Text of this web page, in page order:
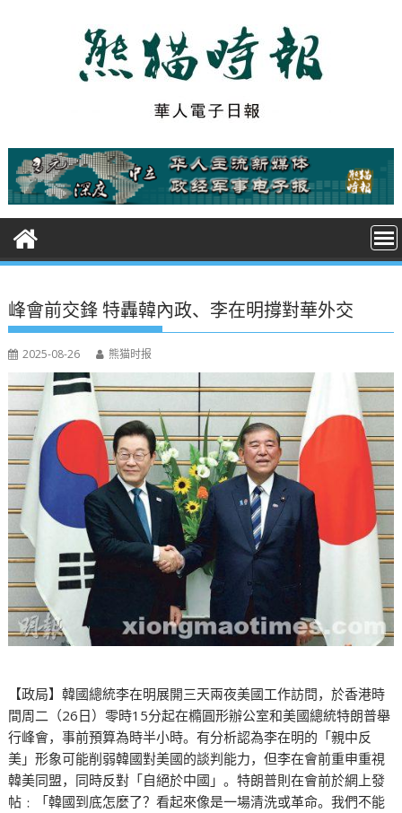
t
峰會前交鋒 特轟韓內政、李在明撐對華外交
2025-08-26 熊猫时报
【政局】韓國總統李在明展開三天兩夜美國工作訪問，於香港時
間周二（26日）零時15分起在橢圓形辦公室和美國總統特朗普舉
行峰會，事前預算為時半小時。有分析認為李在明的「親中反
美」形象可能削弱韓國對美國的談判能力，但李在會前重申重視
韓美同盟，同時反對「自絕於中國」。特朗普則在會前於網上發
帖﹕「韓國到底怎麼了？看起來像是一場清洗或革命。我們不能